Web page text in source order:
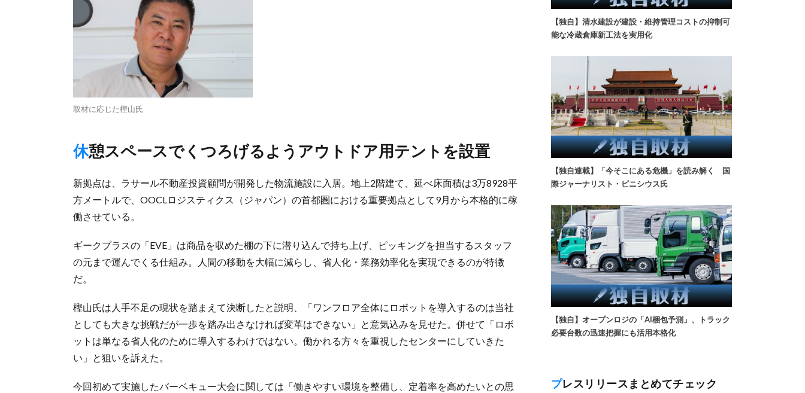
取材に応じた樫山氏
休憩スペースでくつろげるようアウトドア用テントを設置
新拠点は、ラサール不動産投資顧問が開発した物流施設に入居。地上2階建て、延べ床面積は3万8928平
方メートルで、OOCLロジスティクス（ジャパン）の首都圏における重要拠点として9月から本格的に稼
働させている。
ギークプラスの「EVE」は商品を収めた棚の下に潜り込んで持ち上げ、ピッキングを担当するスタッフ
の元まで運んでくる仕組み。人間の移動を大幅に減らし、省人化・業務効率化を実現できるのが特徴
だ。
樫山氏は人手不足の現状を踏まえて決断したと説明、「ワンフロア全体にロボットを導入するのは当社
としても大きな挑戦だが一歩を踏み出さなければ変革はできない」と意気込みを見せた。併せて「ロボ
ットは単なる省人化のために導入するわけではない。働かれる方々を重視したセンターにしていきた
い」と狙いを訴えた。
今回初めて実施したバーベキュー大会に関しては「働きやすい環境を整備し、定着率を高めたいとの思
【独自】清水建設が建設・維持管理コストの抑制可
能な冷蔵倉庫新工法を実用化
【独自連載】「今そこにある危機」を読み解く 国
際ジャーナリスト・ビニシウス氏
【独自】オープンロジの「AI梱包予測」、トラック
必要台数の迅速把握にも活用本格化
プレスリリースまとめてチェック